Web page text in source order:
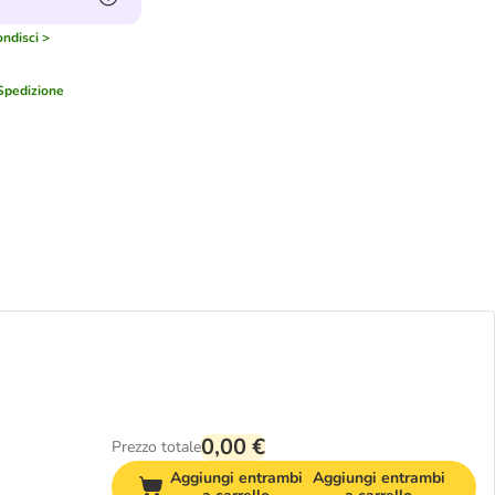
>
Prezzo totale0,00 €
Aggiungi entrambi Aggiungi entrambi